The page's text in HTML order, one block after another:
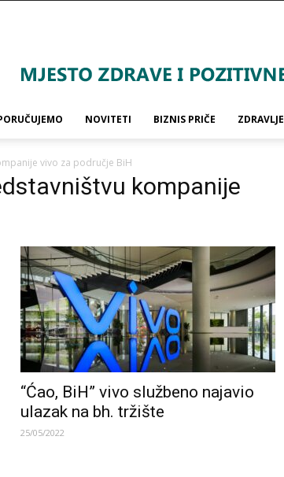
NOVITETI BIZNIS PRIČE ZDRAVLJE
vivo za područje BiH
kompanije
“Ćao, BiH” vivo službeno najavio
ulazak na bh. tržište
25/05/2022